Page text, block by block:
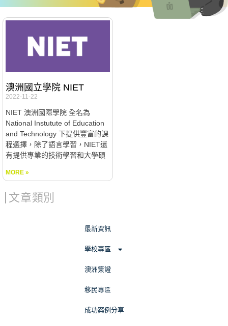
澳洲國立學院 NIET
2022-11-22
NIET 澳洲國際學院 全名為
National Instutute of Education
and Technology 下提供豐富的課
程選擇，除了語言學習，NIET還
有提供專業的技術學習和大學碩
MORE »
文章類別
最新資訊
學校專區
澳洲簽證
移民專區
成功案例分享